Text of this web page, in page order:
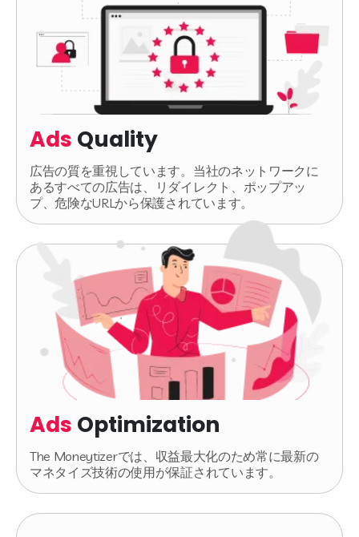
Ads Quality
広告の質を重視しています。当社のネットワークに
あるすべての広告は、リダイレクト、ポップアッ
プ、危険なURLから保護されています。
Ads Optimization
The Moneytizerでは、収益最大化のため常に最新の
マネタイズ技術の使用が保証されています。